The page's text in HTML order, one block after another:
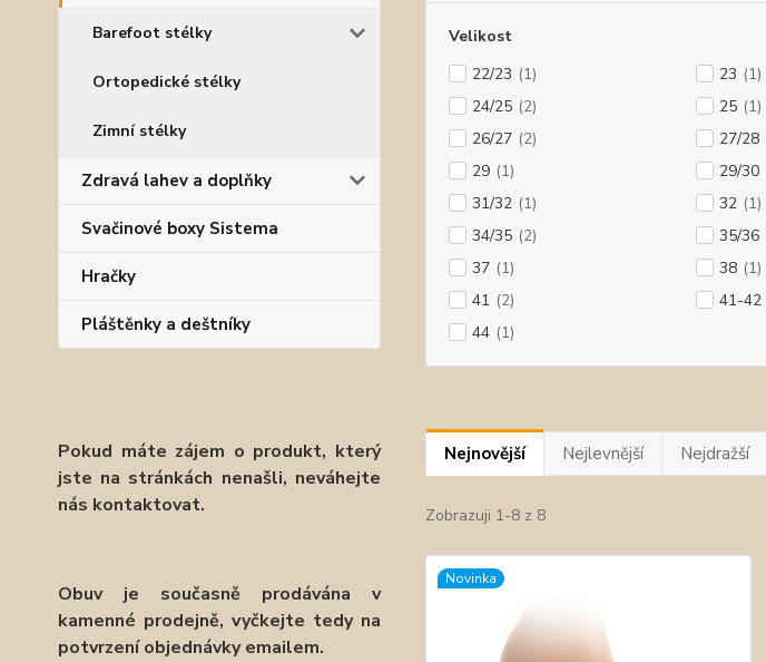
Barefoot stélky
Ortopedické stélky
Zimní stélky
Zdravá lahev a doplňky
Svačinové boxy Sistema
Hračky
Pláštěnky a deštníky
Pokud máte zájem o produkt, který
jste na stránkách nenašli, neváhejte
nás kontaktovat.
Obuv je současně prodávána v
kamenné prodejně, vyčkejte tedy na
potvrzení objednávky emailem.
Velikost
22/23 (1) 23 (1)
24/25 (2) 25 (1)
26/27 (2) 27/28
29 (1) 29/30
31/32 (1) 32 (1)
34/35 (2) 35/36
37 (1) 38 (1)
41 (2) 41-42
44 (1)
Nejnovější Nejlevnější Nejdražší
Zobrazuji 1-8 z 8
Novinka